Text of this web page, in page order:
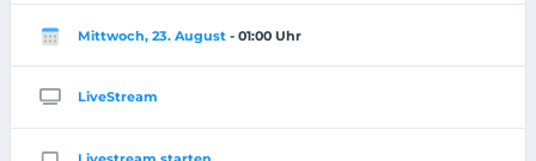
Mittwoch, 23. August - 01:00 Uhr
LiveStream